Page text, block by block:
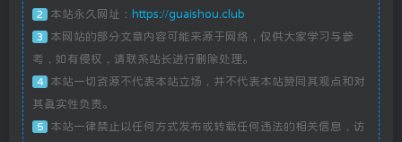
2 本站永久网址： https://guaishou.club
3
本网站的部分文章内容可能来源于网络，仅供大家学习与参
考，如有侵权，请联系站长进行删除处理。
4
本站一切资源不代表本站立场，并不代表本站赞同其观点和对
其真实性负责。
5
本站一律禁止以任何方式发布或转载任何违法的相关信息，访